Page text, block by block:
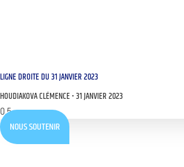
LIGNE DROITE DU 31 JANVIER 2023
HOUDIAKOVA CLÉMENCE 31 JANVIER 2023
NOUS SOUTENIR